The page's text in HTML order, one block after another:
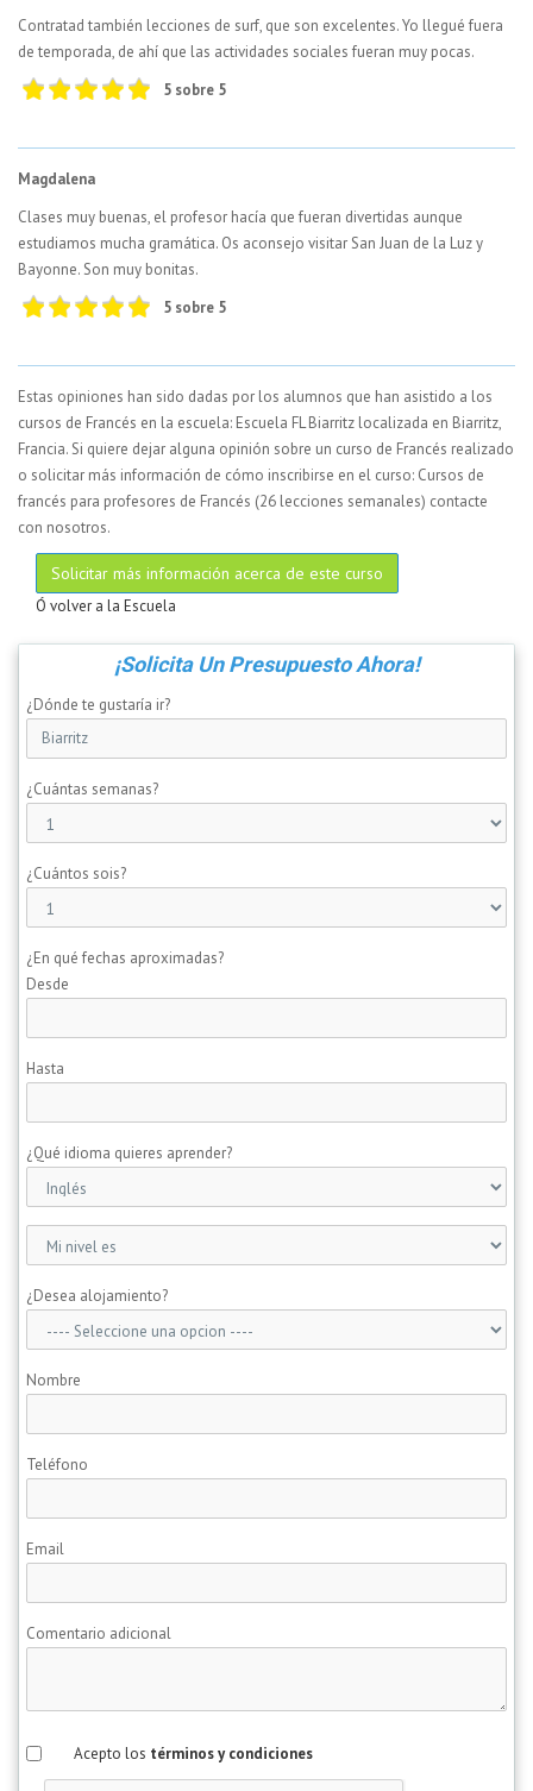
Contratad también lecciones de surf, que son excelentes. Yo llegué fuera
de temporada, de ahí que las actividades sociales fueran muy pocas.
5 sobre 5
Magdalena
Clases muy buenas, el profesor hacía que fueran divertidas aunque
estudiamos mucha gramática. Os aconsejo visitar San Juan de la Luz y
Bayonne. Son muy bonitas.
5 sobre 5
Estas opiniones han sido dadas por los alumnos que han asistido a los
cursos de Francés en la escuela: Escuela FL Biarritz localizada en Biarritz,
Francia. Si quiere dejar alguna opinión sobre un curso de Francés realizado
o solicitar más información de cómo inscribirse en el curso: Cursos de
francés para profesores de Francés (26 lecciones semanales) contacte
con nosotros.
Solicitar más información acerca de este curso
Ó volver a la Escuela
¡Solicita Un Presupuesto Ahora!
¿Dónde te gustaría ir?
¿Cuántas semanas?
¿Cuántos sois?
¿En qué fechas aproximadas?
Desde
Hasta
¿Qué idioma quieres aprender?
¿Desea alojamiento?
Nombre
Teléfono
Email
Comentario adicional
Acepto los términos y condiciones